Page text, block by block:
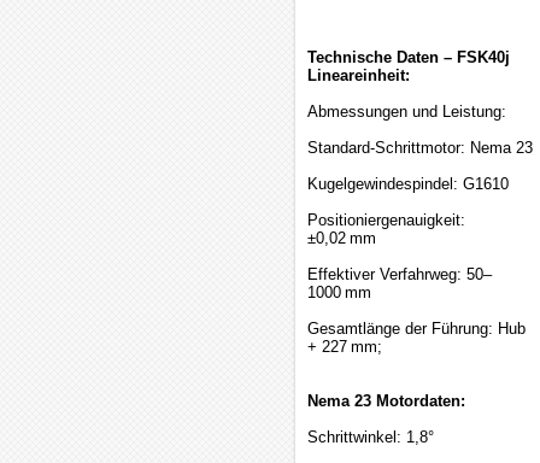
Technische Daten – FSK40j
Lineareinheit:
Abmessungen und Leistung:
Standard-Schrittmotor: Nema 23
Kugelgewindespindel: G1610
Positioniergenauigkeit:
±0,02 mm
Effektiver Verfahrweg: 50–
1000 mm
Gesamtlänge der Führung: Hub
+ 227 mm;
Nema 23 Motordaten:
Schrittwinkel: 1,8°